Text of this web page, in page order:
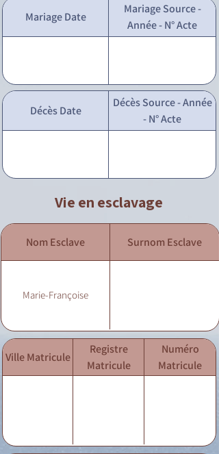
Mariage Date
Mariage Source -
Année - N° Acte
Décès Date
Décès Source - Année
- N° Acte
Vie en esclavage
Nom Esclave Surnom Esclave
Marie-Françoise
Ville Matricule
Registre
Matricule
Numéro
Matricule